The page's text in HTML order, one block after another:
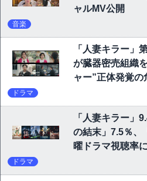
ャルMV公開
音楽
「人妻キラー」
が臓器密売組織
ャー”正体発覚の
ドラマ
「人妻キラー」
の結末」7.5％、
曜ドラマ視聴率
ドラマ